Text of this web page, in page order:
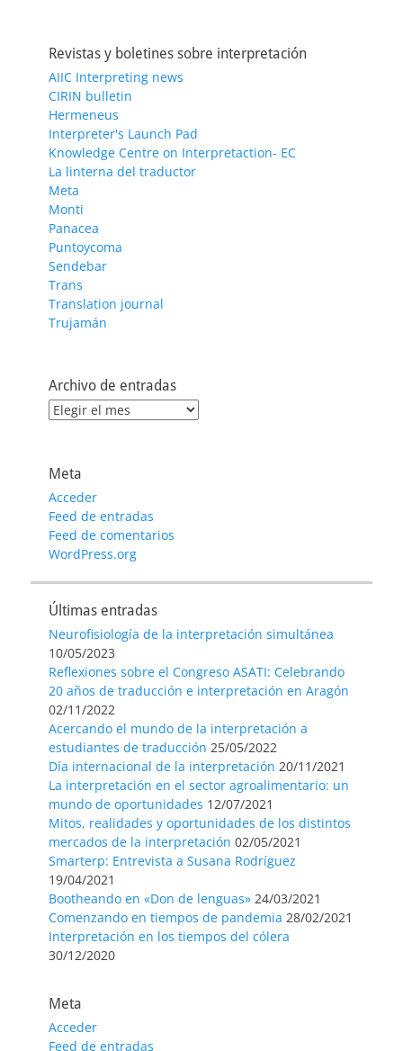
Revistas y boletines sobre interpretación
AIIC Interpreting news
CIRIN bulletin
Hermeneus
Interpreter's Launch Pad
Knowledge Centre on Interpretaction- EC
La linterna del traductor
Meta
Monti
Panacea
Puntoycoma
Sendebar
Trans
Translation journal
Trujamán
Archivo de entradas
Archivo
Meta
Acceder
Feed de entradas
Feed de comentarios
WordPress.org
Últimas entradas
Neurofisiología de la interpretación simultánea
10/05/2023
Reflexiones sobre el Congreso ASATI: Celebrando
20 años de traducción e interpretación en Aragón
02/11/2022
Acercando el mundo de la interpretación a
estudiantes de traducción 25/05/2022
Día internacional de la interpretación 20/11/2021
La interpretación en el sector agroalimentario: un
mundo de oportunidades 12/07/2021
Mitos, realidades y oportunidades de los distintos
mercados de la interpretación 02/05/2021
Smarterp: Entrevista a Susana Rodríguez
19/04/2021
Bootheando en «Don de lenguas» 24/03/2021
Comenzando en tiempos de pandemia 28/02/2021
Interpretación en los tiempos del cólera
30/12/2020
Meta
Acceder
Feed de entradas